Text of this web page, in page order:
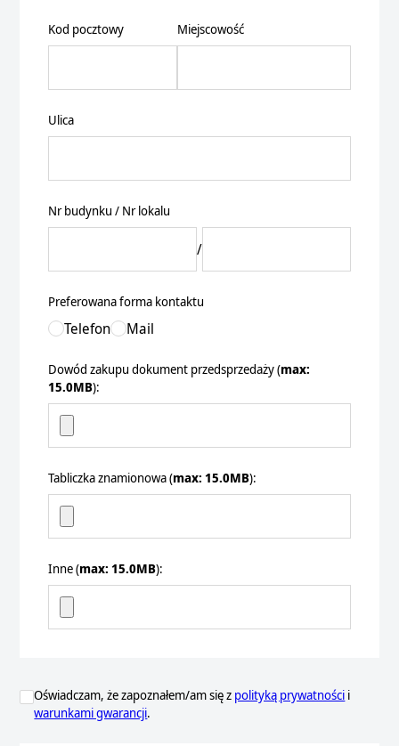
Kod pocztowy Miejscowość
Ulica
Nr budynku / Nr lokalu
/
Preferowana forma kontaktu
Telefon Mail
Dowód zakupu dokument przedsprzedaży(max:
15.0MB):
Tabliczka znamionowa(max: 15.0MB):
Inne(max: 15.0MB):
Oświadczam, że zapoznałem/am się z polityką prywatności i
warunkami gwarancji.